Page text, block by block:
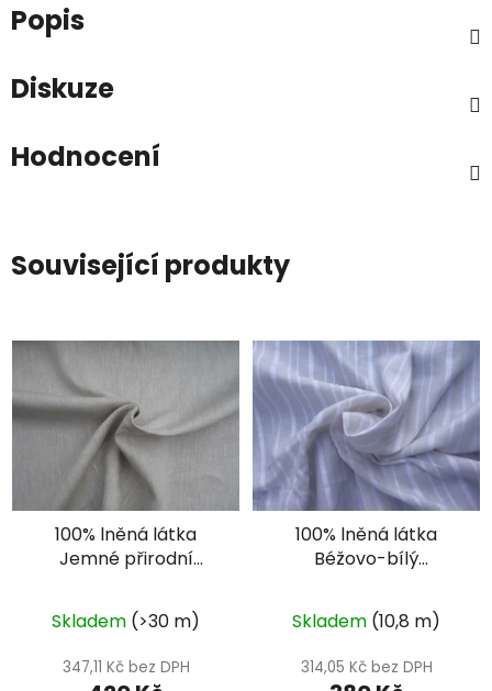
Popis
Diskuze
Hodnocení
Související produkty
100% lněná látka
Jemné přirodní
Skladem (>30 m)
347,11 Kč bez DPH
100% lněná látka
Béžovo-bílý
Skladem (10,8 m)
314,05 Kč bez DPH